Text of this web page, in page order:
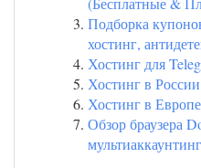
Подборка
хостинг,
Хостинг для
Хостинг в России
Хостинг в Европе
Обзор браузера